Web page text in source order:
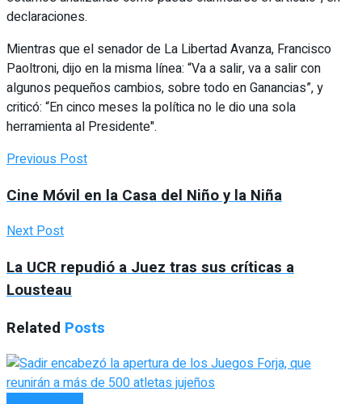
declaraciones.
Mientras que el senador de La Libertad Avanza, Francisco
Paoltroni, dijo en la misma línea: “Va a salir, va a salir con
algunos pequeños cambios, sobre todo en Ganancias”, y
criticó: “En cinco meses la política no le dio una sola
herramienta al Presidente".
Previous Post
Cine Móvil en la Casa del Niño y la Niña
Next Post
La UCR repudió a Juez tras sus críticas a
Lousteau
Related Posts